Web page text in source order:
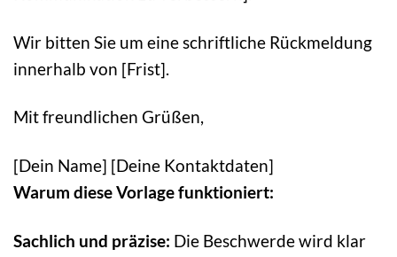
Wir bitten Sie um eine schriftliche Rückmeldung
innerhalb von [Frist].
Mit freundlichen Grüßen,
[Dein Name] [Deine Kontaktdaten]
Warum diese Vorlage funktioniert:
Sachlich und präzise: Die Beschwerde wird klar